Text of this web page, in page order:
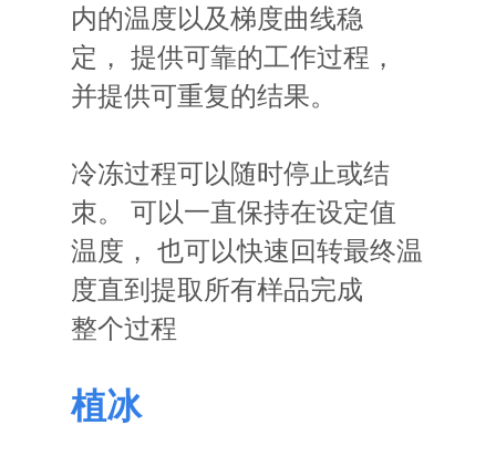
内的温度以及梯度曲线稳
定 ， 提供可靠的工作过程 ，
并提供可重复的结果。
冷冻过程可以随时停止或结
朿。 可以一直保持在设定值
温度， 也可以快速回转最终温
度直到提取所有样品完成
整个过程
植冰